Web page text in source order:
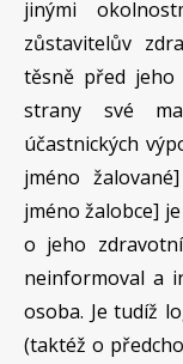
jinými
zůstavitelův
těsně před
strany své
účastnických
jméno
jméno žalobce]
o jeho
neinformoval a
osoba. Je tudíž
(taktéž o